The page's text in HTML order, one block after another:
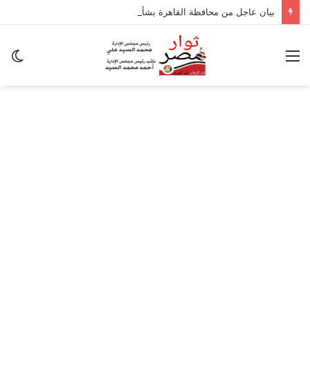
بيان عاجل من محافظة القاهرة بشأن تداعيات الزلزال
القائمة